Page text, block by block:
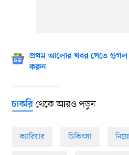
প্রথম আলোর খবর পেতে গুগল
করুন
চাকরিথেকে আরও পড়ুন
ক্যারিয়ার চিকিৎসা